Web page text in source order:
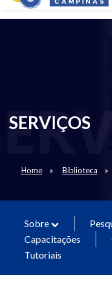
SERVIÇOS
Home Biblioteca
Sobre
Capacitações
Tutoriais